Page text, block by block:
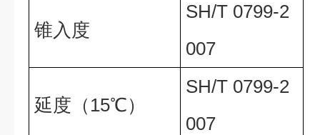
锥入度
SH/T 0799-2
007
延度（15℃）
SH/T 0799-2
007